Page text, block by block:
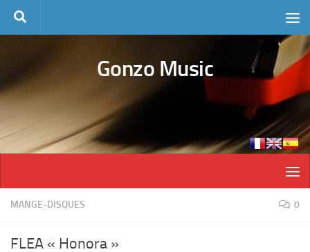
Skip to content
Gonzo Music
MANGE-DISQUES 0
FLEA « Honora »